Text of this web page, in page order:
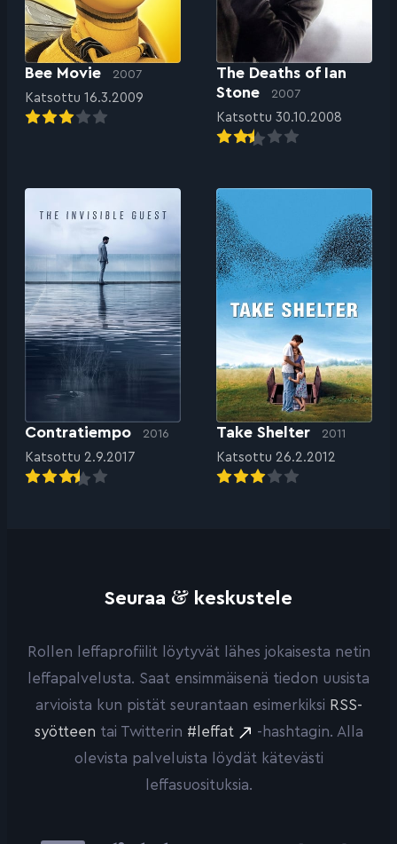
Bee Movie 2007
Katsottu 16.3.2009
The Deaths of Ian
Stone
2007
Katsottu 30.10.2008
Contratiempo 2016
Katsottu 2.9.2017
Take Shelter 2011
Katsottu 26.2.2012
Seuraa & keskustele
Rollen leffaprofiilit löytyvät lähes jokaisesta netin
leffapalvelusta. Saat ensimmäisenä tiedon uusista
arvioista kun pistät seurantaan esimerkiksi RSS-
syötteen tai Twitterin #leffat
-hashtagin. Alla
olevista palveluista löydät kätevästi
leffasuosituksia.